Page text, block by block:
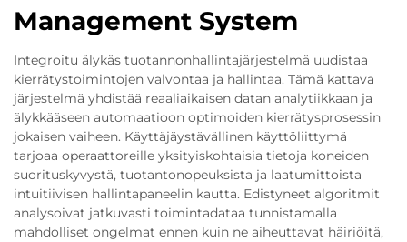
Management System
Integroitu älykäs tuotannonhallintajärjestelmä uudistaa
kierrätystoimintojen valvontaa ja hallintaa. Tämä kattava
järjestelmä yhdistää reaaliaikaisen datan analytiikkaan ja
älykkääseen automaatioon optimoiden kierrätysprosessin
jokaisen vaiheen. Käyttäjäystävällinen käyttöliittymä
tarjoaa operaattoreille yksityiskohtaisia tietoja koneiden
suorituskyvystä, tuotantonopeuksista ja laatumittoista
intuitiivisen hallintapaneelin kautta. Edistyneet algoritmit
analysoivat jatkuvasti toimintadataa tunnistamalla
mahdolliset ongelmat ennen kuin ne aiheuttavat häiriöitä,